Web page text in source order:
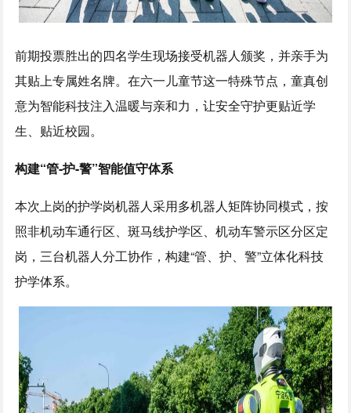
前期投票胜出的四名学生现场接受机器人颁奖，并亲手为
其贴上专属姓名牌。在六一儿童节这一特殊节点，童真创
意为智能科技注入温暖与亲和力，让安全守护更贴近学
生、贴近校园。
构建“管-护-警”智能值守体系
本次上岗的护学岗机器人采用多机器人矩阵协同模式，按
照非机动车通行区、斑马线护学区、机动车警示区分区定
岗，三台机器人分工协作，构建“管、护、警”立体化科技
护学体系。